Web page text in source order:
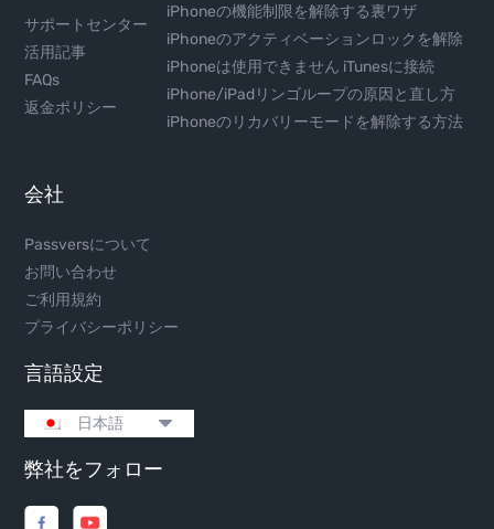
サポートセンター
活用記事
FAQs
返金ポリシー
iPhoneの機能制限を解除する裏ワザ
iPhoneのアクティベーションロックを解除
iPhoneは使用できません iTunesに接続
iPhone/iPadリンゴループの原因と直し方
iPhoneのリカバリーモードを解除する方法
会社
Passversについて
お問い合わせ
ご利用規約
プライバシーポリシー
言語設定
日本語
弊社をフォロー